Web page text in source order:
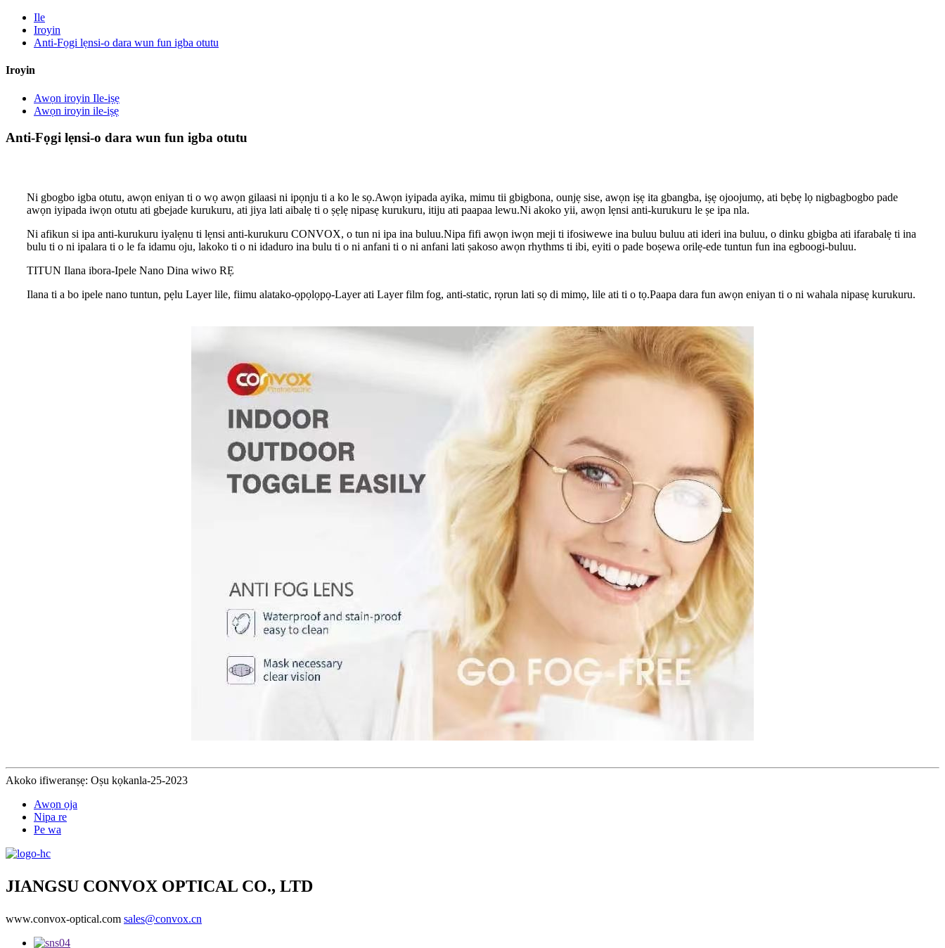
Ile
Iroyin
Anti-Fọgi lẹnsi-o dara wun fun igba otutu
Iroyin
Awọn iroyin Ile-iṣẹ
Awọn iroyin ile-iṣẹ
Anti-Fọgi lẹnsi-o dara wun fun igba otutu
Ni gbogbo igba otutu, awọn eniyan ti o wọ awọn gilaasi ni ipọnju ti a ko le sọ.Awọn iyipada ayika, mimu tii gbigbona, ounjẹ sise, awọn iṣẹ ita gbangba, iṣẹ ojoojumọ, ati bẹbẹ lọ nigbagbogbo pade
awọn iyipada iwọn otutu ati gbejade kurukuru, ati jiya lati aibalẹ ti o ṣẹlẹ nipasẹ kurukuru, itiju ati paapaa lewu.Ni akoko yii, awọn lẹnsi anti-kurukuru le ṣe ipa nla.
Ni afikun si ipa anti-kurukuru iyalẹnu ti lẹnsi anti-kurukuru CONVOX, o tun ni ipa ina buluu.Nipa fifi awọn iwọn meji ti ifosiwewe ina buluu buluu ati ideri ina buluu, o dinku gbigba ati ifarabalẹ ti ina
bulu ti o ni ipalara ti o le fa idamu oju, lakoko ti o ni idaduro ina bulu ti o ni anfani ti o ni anfani lati ṣakoso awọn rhythms ti ibi, eyiti o pade boṣewa orilẹ-ede tuntun fun ina egboogi-buluu.
TITUN Ilana ibora-Ipele Nano Dina wiwo RẸ
Ilana ti a bo ipele nano tuntun, pẹlu Layer lile, fiimu alatako-ọpọlọpọ-Layer ati Layer film fog, anti-static, rọrun lati sọ di mimọ, lile ati ti o tọ.Paapa dara fun awọn eniyan ti o ni wahala nipasẹ kurukuru.
Akoko ifiweranṣẹ: Oṣu kọkanla-25-2023
Awọn ọja
Nipa re
Pe wa
JIANGSU CONVOX OPTICAL CO., LTD
www.convox-optical.com sales@convox.cn